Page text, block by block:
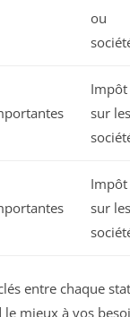
ou
Impôt
sur les
Impôt
sur les
entre chaque
mieux à vos